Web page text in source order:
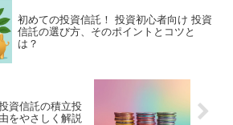
初めての投資信託！ 投資初心者向け 投資
信託の選び方、そのポイントとコツと
は？
資信託の積立投
をやさしく解説